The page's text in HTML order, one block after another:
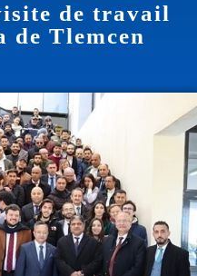
de travail
de Tlemcen